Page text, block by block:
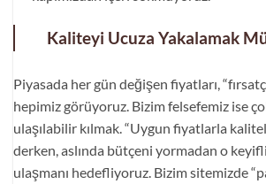
Kaliteyi Ucuza Yakalamak
Piyasada her gün değişen fiyatları,
hepimiz görüyoruz. Bizim felsefemiz ise
ulaşılabilir kılmak. “Uygun fiyatlarla
derken, aslında bütçeni yormadan o
ulaşmanı hedefliyoruz. Bizim sitemizde